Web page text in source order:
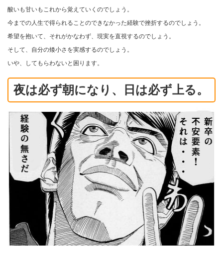
酸いも甘いもこれから覚えていくのでしょう。
今までの人生で得られることのできなかった経験で挫折するのでしょう。
希望を抱いて、それがかなわず、現実を直視するのでしょう。
そして、自分の矮小さを実感するのでしょう。
いや、してもらわないと困ります。
夜は必ず朝になり、日は必ず上る。